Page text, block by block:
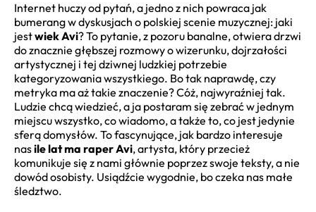
Internet huczy od pytań, a jedno z nich powraca jak
bumerang w dyskusjach o polskiej scenie muzycznej: jaki
jestwiek Avi? To pytanie, z pozoru banalne, otwiera drzwi
do znacznie głębszej rozmowy o wizerunku, dojrzałości
artystycznej i tej dziwnej ludzkiej potrzebie
kategoryzowania wszystkiego. Bo tak naprawdę, czy
metryka ma aż takie znaczenie? Cóż, najwyraźniej tak.
Ludzie chcą wiedzieć, a ja postaram się zebrać w jednym
miejscu wszystko, co wiadomo, a także to, co jest jedynie
sferą domysłów. To fascynujące, jak bardzo interesuje
nasile lat ma raper Avi, artysta, który przecież
komunikuje się z nami głównie poprzez swoje teksty, a nie
dowód osobisty. Usiądźcie wygodnie, bo czeka nas małe
śledztwo.